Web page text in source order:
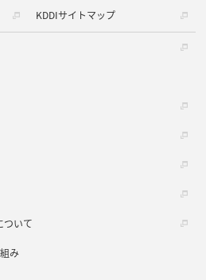
KDDIサイトマップ
ついて
み